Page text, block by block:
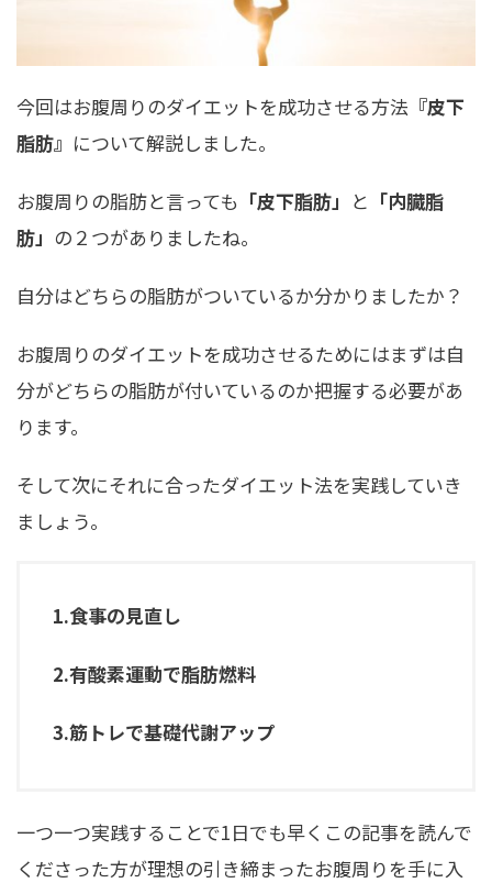
今回はお腹周りのダイエットを成功させる方法 『皮下
脂肪』 について解説しました。
お腹周りの脂肪と言っても 「皮下脂肪」 と 「内臓脂
肪」 の２つがありましたね。
自分はどちらの脂肪がついているか分かりましたか？
お腹周りのダイエットを成功させるためにはまずは自
分がどちらの脂肪が付いているのか把握する必要があ
ります。
そして次にそれに合ったダイエット法を実践していき
ましょう。
1.食事の見直し
2.有酸素運動で脂肪燃料
3.筋トレで基礎代謝アップ
一つ一つ実践することで1日でも早くこの記事を読んで
くださった方が理想の引き締まったお腹周りを手に入